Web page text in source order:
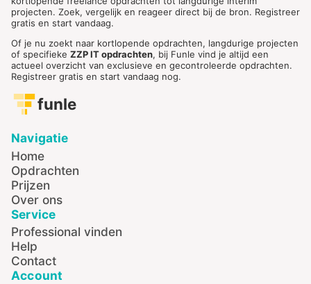
projecten. Zoek, vergelijk en reageer direct bij de bron. Registreer
gratis en start vandaag.
Of je nu zoekt naar kortlopende opdrachten, langdurige projecten
of specifieke ZZP IT opdrachten, bij Funle vind je altijd een
actueel overzicht van exclusieve en gecontroleerde opdrachten.
Registreer gratis en start vandaag nog.
funle
Navigatie
Home
Opdrachten
Prijzen
Over ons
Service
Professional vinden
Help
Contact
Account